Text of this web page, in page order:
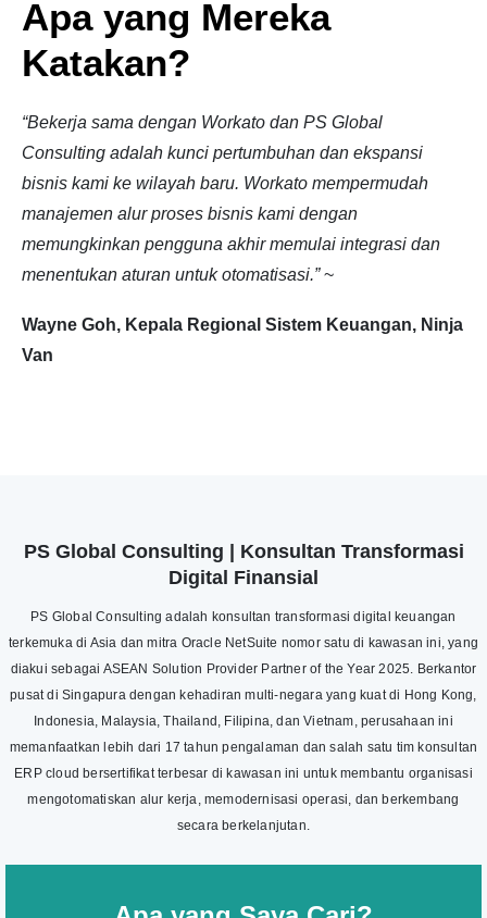
Apa yang Mereka
Katakan?
“Bekerja sama dengan Workato dan PS Global
Consulting adalah kunci pertumbuhan dan ekspansi
bisnis kami ke wilayah baru. Workato mempermudah
manajemen alur proses bisnis kami dengan
memungkinkan pengguna akhir memulai integrasi dan
menentukan aturan untuk otomatisasi.”~
Wayne Goh, Kepala Regional Sistem Keuangan, Ninja
Van
PS Global Consulting | Konsultan Transformasi
Digital Finansial
PS Global Consulting adalah konsultan transformasi digital keuangan
terkemuka di Asia dan mitra Oracle NetSuite nomor satu di kawasan ini, yang
diakui sebagai ASEAN Solution Provider Partner of the Year 2025. Berkantor
pusat di Singapura dengan kehadiran multi-negara yang kuat di Hong Kong,
Indonesia, Malaysia, Thailand, Filipina, dan Vietnam, perusahaan ini
memanfaatkan lebih dari 17 tahun pengalaman dan salah satu tim konsultan
ERP cloud bersertifikat terbesar di kawasan ini untuk membantu organisasi
mengotomatiskan alur kerja, memodernisasi operasi, dan berkembang
secara berkelanjutan.